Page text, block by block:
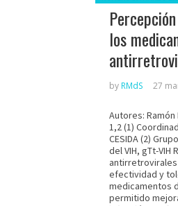
los
entre los
by RMdS 27
Autores:
1,2 (1)
CESIDA (2)
del VIH, gTt-VIH
efectividad y
medicamentos
permitido